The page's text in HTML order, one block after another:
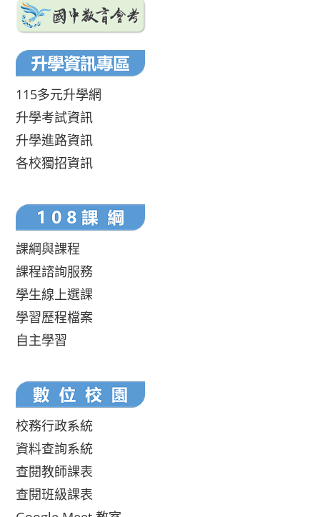
115多元升學網
升學考試資訊
升學進路資訊
各校獨招資訊
課綱與課程
課程諮詢服務
學生線上選課
學習歷程檔案
自主學習
校務行政系統
資料查詢系統
查閱教師課表
查閱班級課表